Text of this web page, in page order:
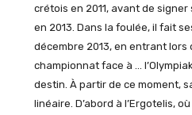
crétois en 2011, avant de
en 2013. Dans la foulée, il fait
décembre 2013, en entrant lors
championnat face à …
destin. À partir de ce moment,
linéaire. D’abord à l’Ergotelis,